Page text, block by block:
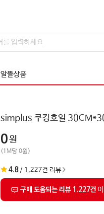
알뜰상품
simplus 쿠킹호일
0원
(1M당 0원)
4.8 / 1,227건 리뷰
구매 도움되는 리뷰 1,227건